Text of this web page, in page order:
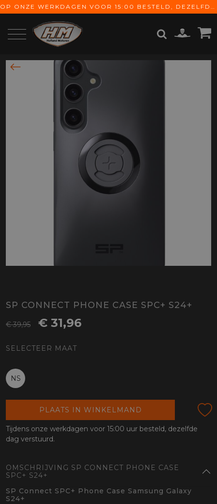
OP ONZE WERKDAGEN VOOR 15:00 BESTELD, DEZELFDE DAG VERZONDEN! GRATIS VERZENDING VANAF € 65,-
SP CONNECT PHONE CASE SPC+ S24+
€ 39,95 € 31,96
SELECTEER MAAT
NS
PLAATS IN WINKELMAND
Tijdens onze werkdagen voor 15:00 uur besteld, dezelfde
dag verstuurd.
OMSCHRIJVING SP CONNECT PHONE CASE
SPC+ S24+
SP Connect SPC+ Phone Case Samsung Galaxy
S24+